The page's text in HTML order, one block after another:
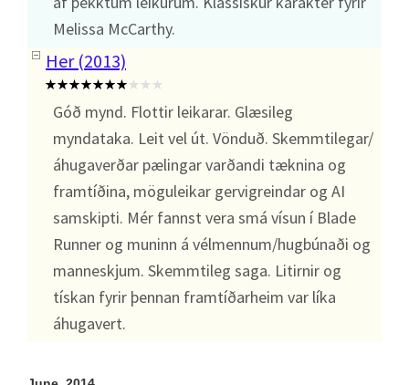
Melissa McCarthy.
Her (2013)
Góð mynd. Flottir leikarar. Glæsileg
myndataka. Leit vel út. Vönduð. Skemmtilegar/
áhugaverðar pælingar varðandi tæknina og
framtíðina, möguleikar gervigreindar og AI
samskipti. Mér fannst vera smá vísun í Blade
Runner og muninn á vélmennum/hugbúnaði og
manneskjum. Skemmtileg saga. Litirnir og
tískan fyrir þennan framtíðarheim var líka
áhugavert.